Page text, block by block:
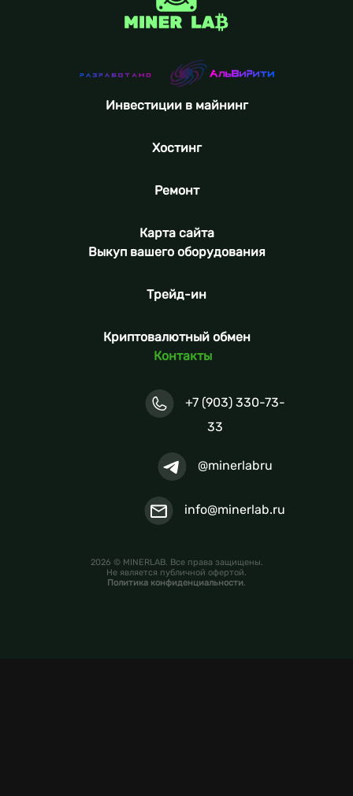
Инвестиции в майнинг
Хостинг
Ремонт
Карта сайта
Выкуп вашего оборудования
Трейд-ин
Криптовалютный обмен
Контакты
+7 (903) 330-73-
33
@minerlabru
info@minerlab.ru
2026 © MINERLAB. Все права защищены.
Не является публичной офертой.
Политика конфиденциальности.